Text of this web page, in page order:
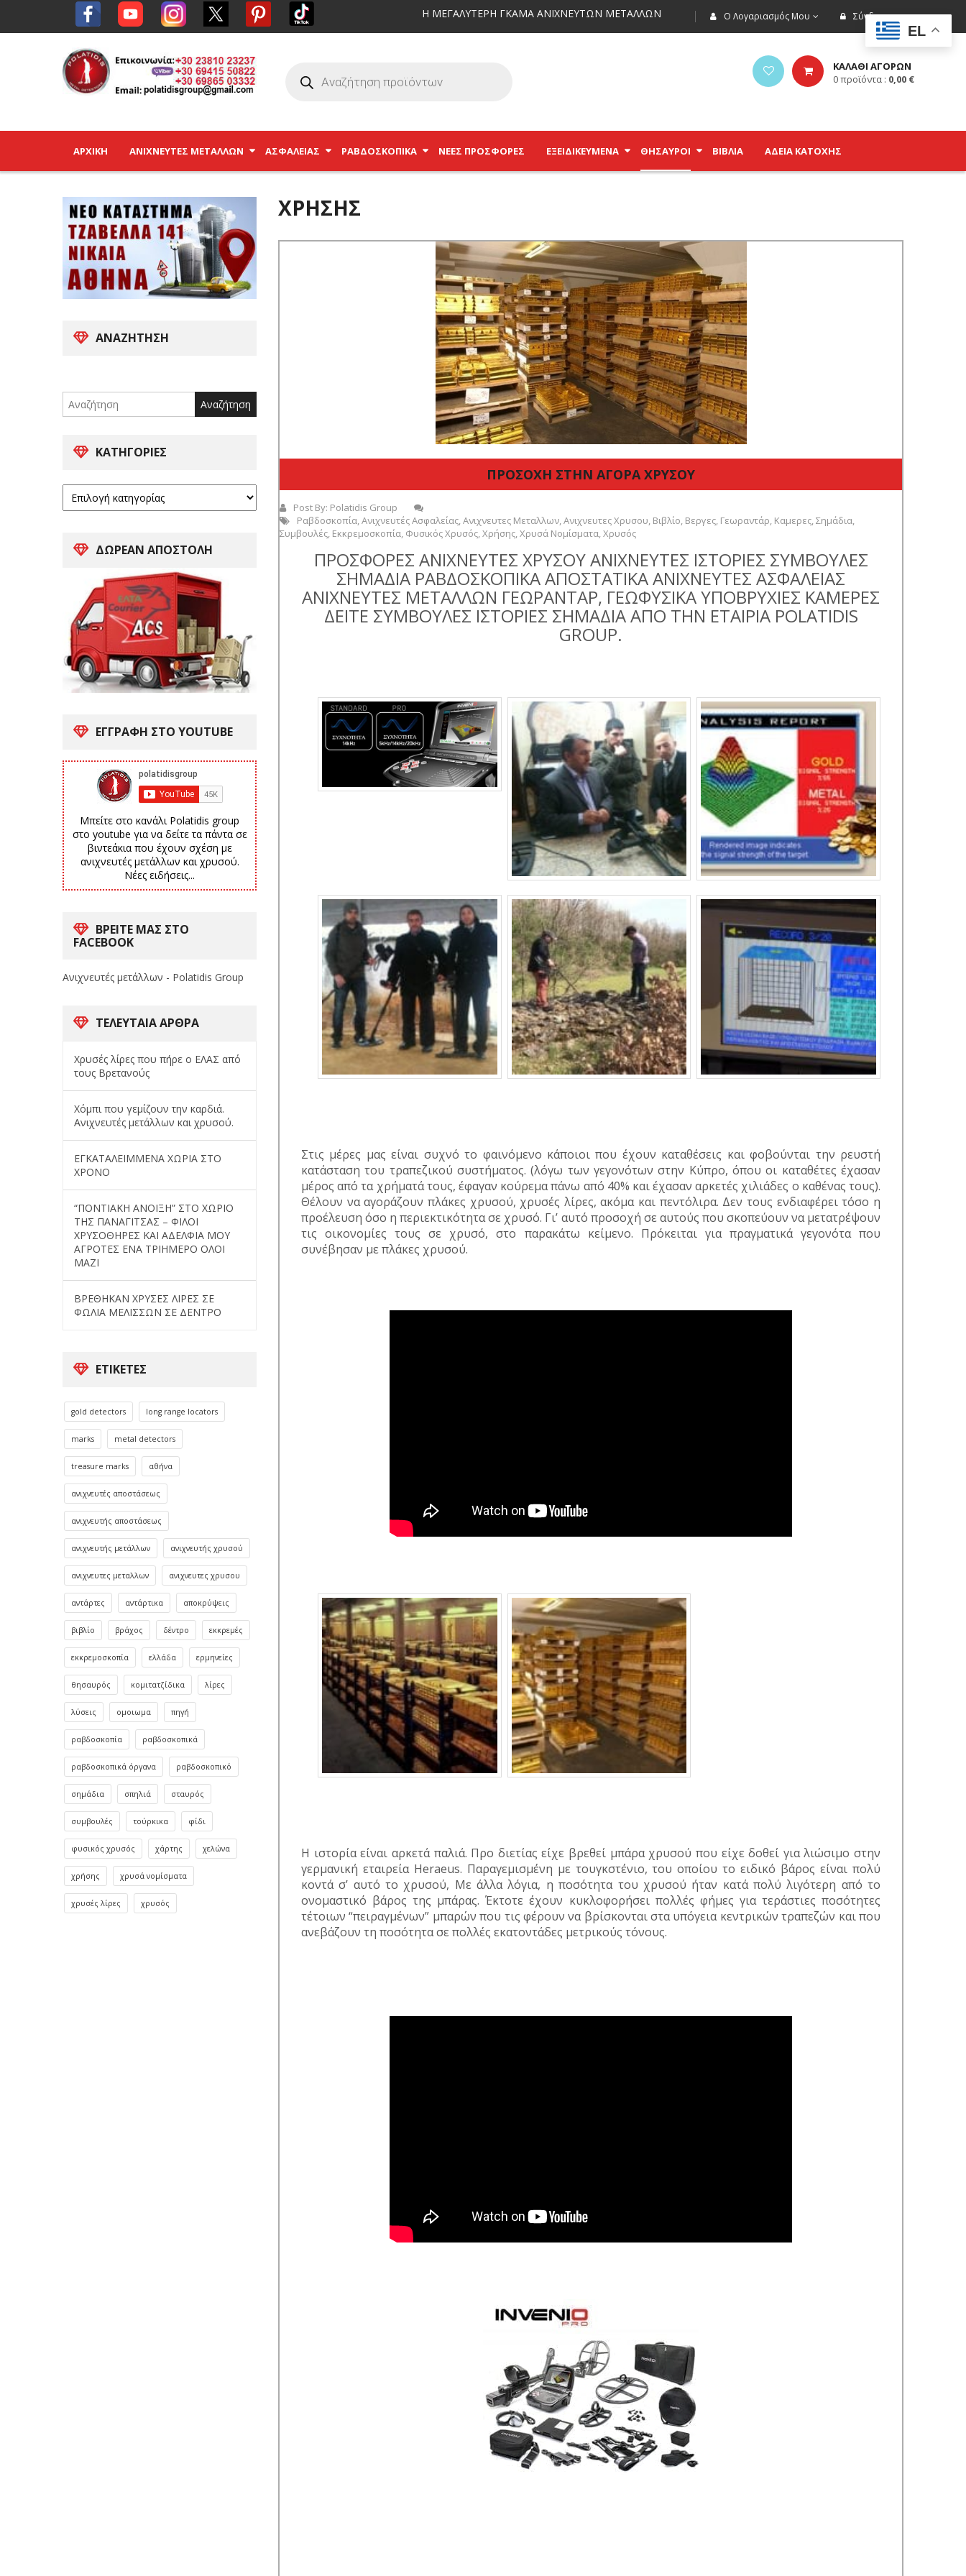
Σύνδεση
Ο Λογαριασμός Μου
Η ΜΕΓΑΛΥΤΕΡΗ ΓΚΑΜΑ ΑΝΙΧΝΕΥΤΩΝ ΜΕΤΑΛΛΩΝ
ΚΑΛΑΘΙ ΑΓΟΡΩΝ
0προϊόντα : 0,00 €
ΑΡΧΙΚΉ ΑΝΙΧΝΕΥΤΈΣ ΜΕΤΆΛΛΩΝ ΑΣΦΑΛΕΊΑΣ ΡΑΒΔΟΣΚΟΠΙΚΆ ΝΕΕΣ ΠΡΟΣΦΟΡΕΣ ΕΞΕΙΔΙΚΕΥΜΈΝΑ ΘΗΣΑΥΡΟΊ ΒΙΒΛΊΑ ΑΔΕΙΑ ΚΑΤΟΧΗΣ
ΑΝΑΖΉΤΗΣΗ
for:
ΚΑΤΗΓΟΡΊΕΣ
ΔΩΡΕΑΝ ΑΠΟΣΤΟΛΗ
ΕΓΓΡΑΦΗ ΣΤΟ YOUTUBE
Μπείτε στο κανάλι Polatidis group
στο youtube για να δείτε τα πάντα σε
βιντεάκια που έχουν σχέση με
ανιχνευτές μετάλλων και χρυσού.
Νέες ειδήσεις...
ΒΡΕΙΤΕ ΜΑΣ ΣΤΟ
FACEBOOK
Ανιχνευτές μετάλλων - Polatidis Group
ΤΕΛΕΥΤΑΊΑ ΆΡΘΡΑ
Χρυσές λίρες που πήρε ο ΕΛΑΣ από
τους Βρετανούς
Χόμπι που γεμίζουν την καρδιά.
Ανιχνευτές μετάλλων και χρυσού.
ΕΓΚΑΤΑΛΕΙΜΜΕΝΑ ΧΩΡΙΑ ΣΤΟ
ΧΡΟΝΟ
“ΠΟΝΤΙΑΚΗ ΑΝΟΙΞΗ” ΣΤΟ ΧΩΡΙΟ
ΤΗΣ ΠΑΝΑΓΙΤΣΑΣ – ΦΙΛΟΙ
ΧΡΥΣΟΘΗΡΕΣ ΚΑΙ ΑΔΕΛΦΙΑ ΜΟΥ
ΑΓΡΟΤΕΣ ΕΝΑ ΤΡΙΗΜΕΡΟ ΟΛΟΙ
ΜΑΖΙ
ΒΡΕΘΗΚΑΝ ΧΡΥΣΕΣ ΛΙΡΕΣ ΣΕ
ΦΩΛΙΑ ΜΕΛΙΣΣΩΝ ΣΕ ΔΕΝΤΡΟ
ΕΤΙΚΈΤΕΣ
gold detectors long range locators
marks metal detectors
treasure marks αθήνα
ανιχνευτές αποστάσεως
ανιχνευτής αποστάσεως
ανιχνευτής μετάλλων ανιχνευτής χρυσού
ανιχνευτες μεταλλων ανιχνευτες χρυσου
αντάρτες αντάρτικα αποκρύψεις
βιβλίο βράχος δέντρο εκκρεμές
εκκρεμοσκοπία ελλάδα ερμηνείες
θησαυρός κομιτατζίδικα λίρες
λύσεις ομοιωμα πηγή
ραβδοσκοπία ραβδοσκοπικά
ραβδοσκοπικά όργανα ραβδοσκοπικό
σημάδια σπηλιά σταυρός
συμβουλές τούρκικα φίδι
φυσικός χρυσός χάρτης χελώνα
χρήσης χρυσά νομίσματα
χρυσές λίρες χρυσός
ΧΡΉΣΗΣ
ΠΡΟΣΟΧΗ ΣΤΗΝ ΑΓΟΡΑ ΧΡΥΣΟΥ
Post By: Polatidis Group
Ραβδοσκοπία,Ανιχνευτές Ασφαλείας,Ανιχνευτες Μεταλλων,Ανιχνευτες Χρυσου, Βιβλίο, Βεργες, Γεωραντάρ, Καμερες,Σημάδια,
Συμβουλές, Εκκρεμοσκοπία, Φυσικός Χρυσός,Χρήσης,Χρυσά Νομίσματα,Χρυσός
ΠΡΟΣΦΟΡΕΣ ΑΝΙΧΝΕΥΤΕΣ ΧΡΥΣΟΥ ΑΝΙΧΝΕΥΤΕΣ ΙΣΤΟΡΙΕΣ ΣΥΜΒΟΥΛΕΣ
ΣΗΜΑΔΙΑ ΡΑΒΔΟΣΚΟΠΙΚΑ ΑΠΟΣΤΑΤΙΚΑ ΑΝΙΧΝΕΥΤΕΣ ΑΣΦΑΛΕΙΑΣ
ΑΝΙΧΝΕΥΤΕΣ ΜΕΤΑΛΛΩΝ ΓΕΩΡΑΝΤΑΡ, ΓΕΩΦΥΣΙΚΑ ΥΠΟΒΡΥΧΙΕΣ ΚΑΜΕΡΕΣ
ΔΕΙΤΕ ΣΥΜΒΟΥΛΕΣ ΙΣΤΟΡΙΕΣ ΣΗΜΑΔΙΑ ΑΠΟ ΤΗΝ ΕΤΑΙΡΙΑ POLATIDIS
GROUP.
Στις μέρες μας είναι συχνό το φαινόμενο κάποιοι που έχουν καταθέσεις και φοβούνται την ρευστή
κατάσταση του τραπεζικού συστήματος. (λόγω των γεγονότων στην Κύπρο, όπου οι καταθέτες έχασαν
μέρος από τα χρήματά τους, έφαγαν κούρεμα πάνω από 40% και έχασαν αρκετές χιλιάδες ο καθένας τους).
Θέλουν να αγοράζουν πλάκες χρυσού, χρυσές λίρες, ακόμα και πεντόλιρα. Δεν τους ενδιαφέρει τόσο η
προέλευση όσο η περιεκτικότητα σε χρυσό. Γι’ αυτό προσοχή σε αυτούς που σκοπεύουν να μετατρέψουν
τις οικονομίες τους σε χρυσό, στο παρακάτω κείμενο. Πρόκειται για πραγματικά γεγονότα που
συνέβησαν με πλάκες χρυσού.
Η ιστορία είναι αρκετά παλιά. Προ διετίας είχε βρεθεί μπάρα χρυσού που είχε δοθεί για λιώσιμο στην
γερμανική εταιρεία Heraeus. Παραγεμισμένη με τουγκστένιο, του οποίου το ειδικό βάρος είναι πολύ
κοντά σ’ αυτό το χρυσού, Με άλλα λόγια, η ποσότητα του χρυσού ήταν κατά πολύ λιγότερη από το
ονομαστικό βάρος της μπάρας. Έκτοτε έχουν κυκλοφορήσει πολλές φήμες για τεράστιες ποσότητες
τέτοιων “πειραγμένων” μπαρών που τις φέρουν να βρίσκονται στα υπόγεια κεντρικών τραπεζών και που
ανεβάζουν τη ποσότητα σε πολλές εκατοντάδες μετρικούς τόνους.
EL